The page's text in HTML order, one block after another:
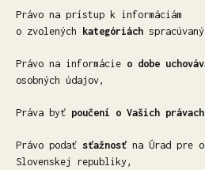
Právo na prístup k informáciám
o zvolených kategóriách
Právo na informácie o dobe
osobných údajov,
Práva byť poučení o Vašich právach
Právo podať sťažnosť na Úrad pre
Slovenskej republiky,